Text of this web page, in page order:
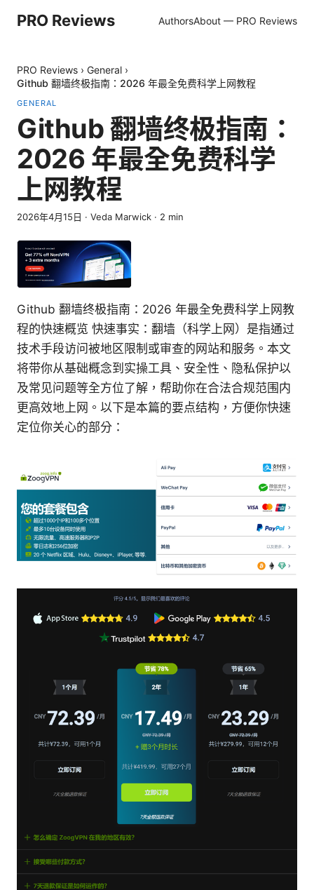
PRO Reviews AuthorsAbout — PRO Reviews
PRO Reviews › General ›
Github 翻墙终极指南：2026 年最全免费科学上网教程
GENERAL
Github 翻墙终极指南：
2026 年最全免费科学
上网教程
2026年4月15日 · Veda Marwick · 2 min
Github 翻墙终极指南：2026 年最全免费科学上网教
程的快速概览 快速事实：翻墙（科学上网）是指通过
技术手段访问被地区限制或审查的网站和服务。本文
将带你从基础概念到实操工具、安全性、隐私保护以
及常见问题等全方位了解，帮助你在合法合规范围内
更高效地上网。以下是本篇的要点结构，方便你快速
定位你关心的部分：